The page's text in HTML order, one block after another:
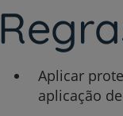
Aplicar
aplicação